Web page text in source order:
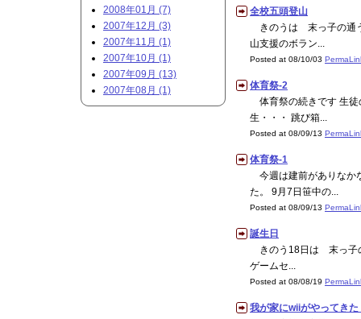
全校五頭登山
きのうは 末っ子の通
山支援のボラン...
Posted at 08/10/03
体育祭-2
体育祭の続きです 生
生・・・ 跳び箱...
Posted at 08/09/13
体育祭-1
今週は建前がありなか
た。 9月7日笹中の...
Posted at 08/09/13
誕生日
きのう18日は 末っ子
ゲームセ...
Posted at 08/08/19
我が家にwiiがやってきた
2008年01月 (7)
2007年12月 (3)
2007年11月 (1)
2007年10月 (1)
2007年09月 (13)
2007年08月 (1)